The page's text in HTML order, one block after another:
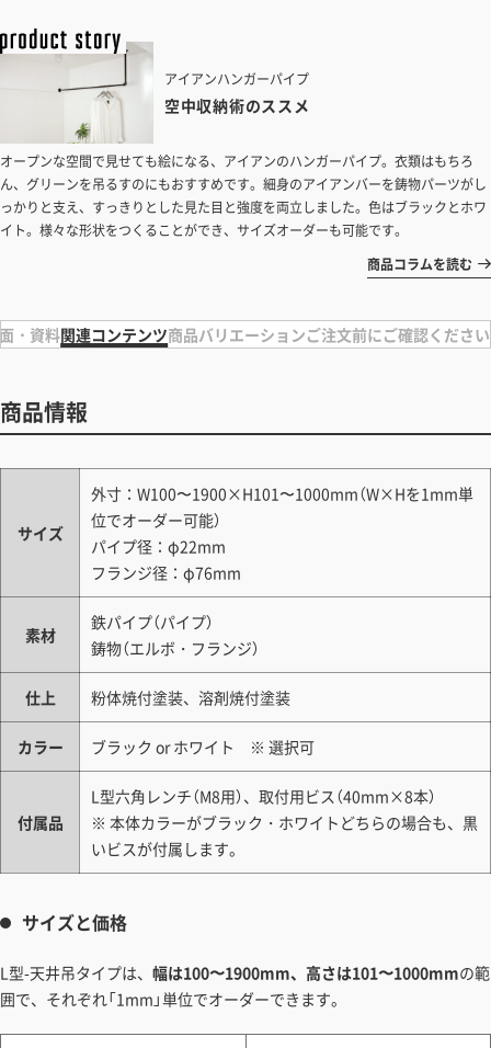
アイアンハンガーパイプ
空中収納術のススメ
オープンな空間で見せても絵になる、アイアンのハンガーパイプ。衣類はもちろ
ん、グリーンを吊るすのにもおすすめです。細身のアイアンバーを鋳物パーツがし
っかりと支え、すっきりとした見た目と強度を両立しました。色はブラックとホワ
イト。様々な形状をつくることができ、サイズオーダーも可能です。
商品コラムを読む
・資料関連コンテンツ商品バリエーションご注文前にご確認ください
商品情報
サイズ
外寸：W100〜1900×H101〜1000mm（W×Hを1mm単
位でオーダー可能）
パイプ径：φ22mm
フランジ径：φ76mm
素材
鉄パイプ（パイプ）
鋳物（エルボ・フランジ）
仕上 粉体焼付塗装、溶剤焼付塗装
カラー ブラック or ホワイト ※ 選択可
付属品
L型六角レンチ（M8用）、取付用ビス（40mm×8本）
※ 本体カラーがブラック・ホワイトどちらの場合も、黒
いビスが付属します。
サイズと価格
L型-天井吊タイプは、 幅は100〜1900mm、高さは101〜1000mmの範
囲で、それぞれ「1mm」単位でオーダーできます。